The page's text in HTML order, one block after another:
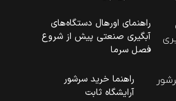
راهنمای اورهال دستگاه‌های
آبگیری صنعتی پیش از شروع
فصل سرما
راهنما خرید سرشور
آرایشگاه ثابت